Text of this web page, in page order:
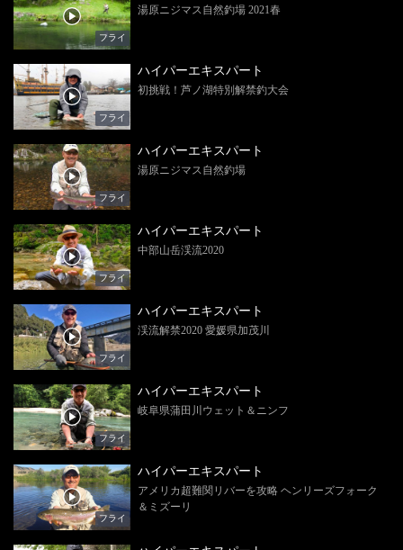
フライ
湯原ニジマス自然釣場 2021春
フライ
ハイパーエキスパート
初挑戦！芦ノ湖特別解禁釣大会
フライ
ハイパーエキスパート
湯原ニジマス自然釣場
フライ
ハイパーエキスパート
中部山岳渓流2020
フライ
ハイパーエキスパート
渓流解禁2020 愛媛県加茂川
フライ
ハイパーエキスパート
岐阜県蒲田川ウェット＆ニンフ
フライ
ハイパーエキスパート
アメリカ超難関リバーを攻略 ヘンリーズフォーク
＆ミズーリ